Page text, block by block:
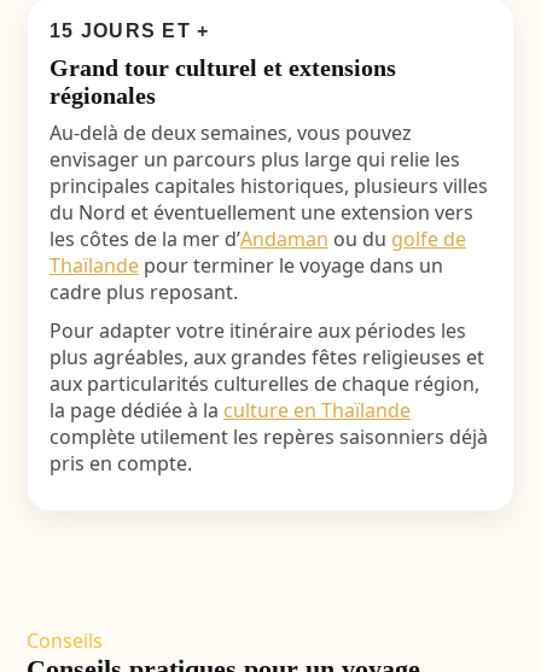
15 JOURS ET +
Grand tour culturel et extensions
régionales
Au-delà de deux semaines, vous pouvez
envisager un parcours plus large qui relie les
principales capitales historiques, plusieurs villes
du Nord et éventuellement une extension vers
les côtes de la mer d’Andaman ou du golfe de
Thaïlandepour terminer le voyage dans un
cadre plus reposant.
Pour adapter votre itinéraire aux périodes les
plus agréables, aux grandes fêtes religieuses et
aux particularités culturelles de chaque région,
la page dédiée à la culture en Thaïlande
complète utilement les repères saisonniers déjà
pris en compte.
Conseils